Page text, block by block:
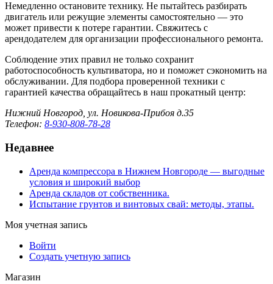
Немедленно остановите технику. Не пытайтесь разбирать
двигатель или режущие элементы самостоятельно — это
может привести к потере гарантии. Свяжитесь с
арендодателем для организации профессионального ремонта.
Соблюдение этих правил не только сохранит
работоспособность культиватора, но и поможет сэкономить на
обслуживании. Для подбора проверенной техники с
гарантией качества обращайтесь в наш прокатный центр:
Нижний Новгород, ул. Новикова-Прибоя д.35
Телефон: 8-930-808-78-28
Недавнее
Аренда компрессора в Нижнем Новгороде — выгодные
условия и широкий выбор
Аренда складов от собственника.
Испытание грунтов и винтовых свай: методы, этапы.
Моя учетная запись
Войти
Создать учетную запись
Магазин